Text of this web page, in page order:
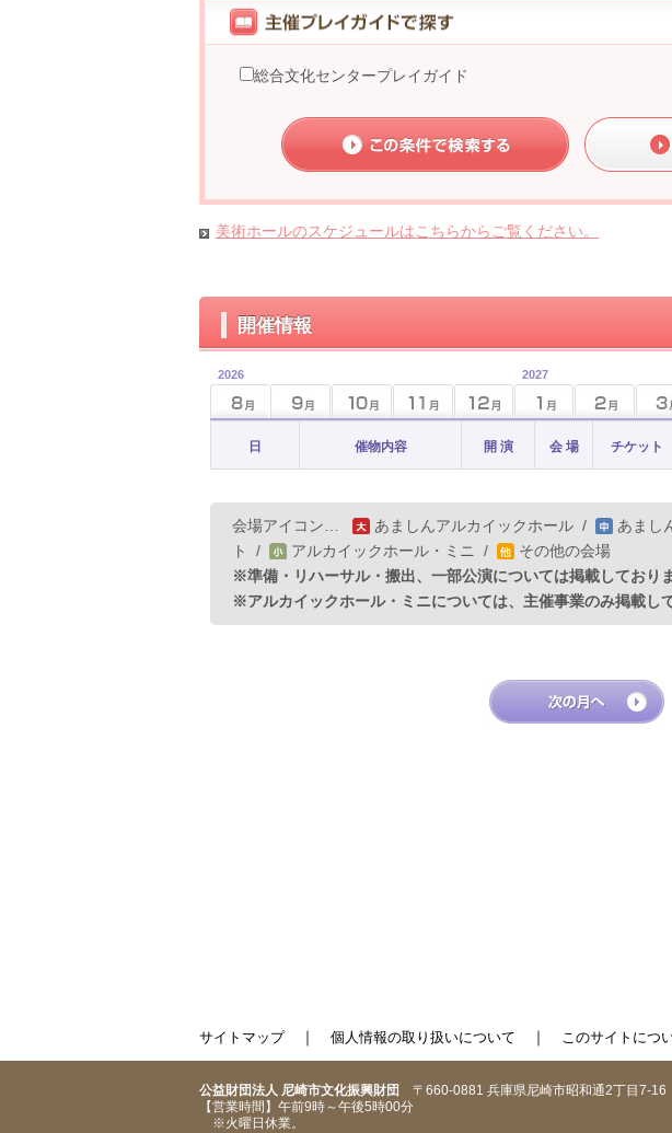
総合文化センタープレイガイド
美術ホールのスケジュールはこちらからご覧ください。
開催情報
2026 2027
日 催物内容 開 演 会 場 チケット
会場アイコン… あましんアルカイックホール /
あまし
ト
/ アルカイックホール・ミニ /
その他の会場
※準備・リハーサル・搬出、一部公演については掲載しておりま
※アルカイックホール・ミニについては、主催事業のみ掲載し
サイトマップ｜ 個人情報の取り扱いについて ｜ このサイトにつ
公益財団法人 尼崎市文化振興財団 〒660-0881 兵庫県尼崎市昭和通2丁目7-16
【営業時間】午前9時～午後5時00分
※火曜日休業。